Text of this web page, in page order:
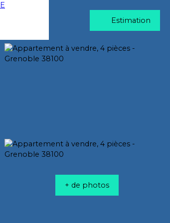
Estimation
+ de photos